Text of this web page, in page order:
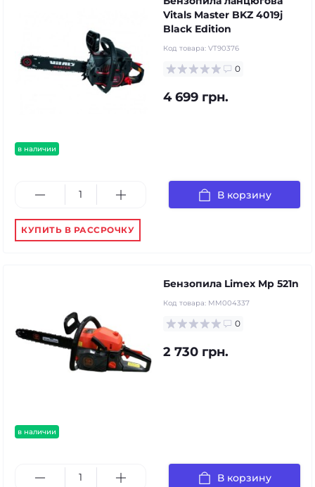
в наличии
Vitals Master BKZ 4019j
Black Edition
Код товара: VT90376
0
4 699 грн.
В корзину
КУПИТЬ В РАССРОЧКУ
в наличии
Бензопила Limex Mp 521n
Код товара: MM004337
0
2 730 грн.
В корзину